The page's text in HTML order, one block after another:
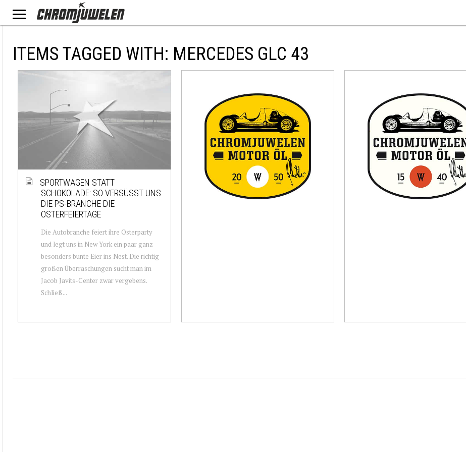
ITEMS TAGGED WITH: MERCEDES GLC 43
SPORTWAGEN STATT
SCHOKOLADE: SO VERSÜSST UNS D
IE PS-BRANCHE DIE O
STERFEIERTAGE
Die Autobranche feiert ihre Osterparty
und legt uns in New York ein paar ganz
besonders bunte Eier ins Nest. Die richtig
großen Überraschungen sucht man im
Jacob Javits-Center zwar vergebens.
Schließ...